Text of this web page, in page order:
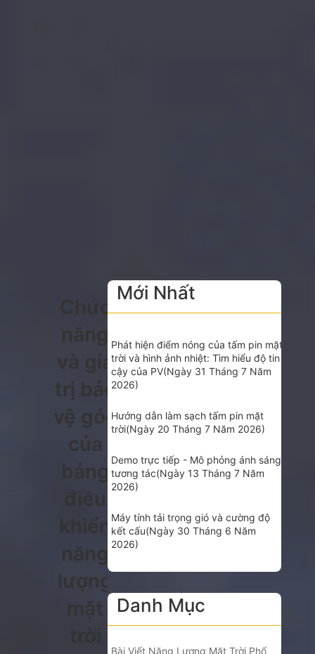
Chức
năng
và giá
trị bảo
vệ góc
của
bảng
điều
khiển
năng
lượng
mặt
Mới Nhất
Phát hiện điểm nóng của tấm pin mặt
trời và hình ảnh nhiệt: Tìm hiểu độ tin
cậy của PV(Ngày 31 Tháng 7 Năm
2026)
Hướng dẫn làm sạch tấm pin mặt
trời(Ngày 20 Tháng 7 Năm 2026)
Demo trực tiếp - Mô phỏng ánh sáng
tương tác(Ngày 13 Tháng 7 Năm
2026)
Máy tính tải trọng gió và cường độ
kết cấu(Ngày 30 Tháng 6 Năm
2026)
Danh Mục
Bài Viết Năng Lượng Mặt Trời Phổ